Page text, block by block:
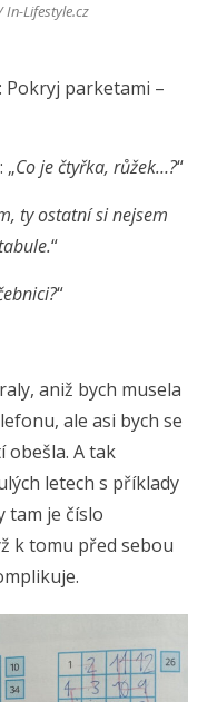
In-Lifestyle.cz
Pokryj parketami –
„Co je čtyřka, růžek…?“
ty ostatní si nejsem
“
“
aniž bych musela
ale asi bych se
obešla. A tak
letech s příklady
tam je číslo
k tomu před sebou